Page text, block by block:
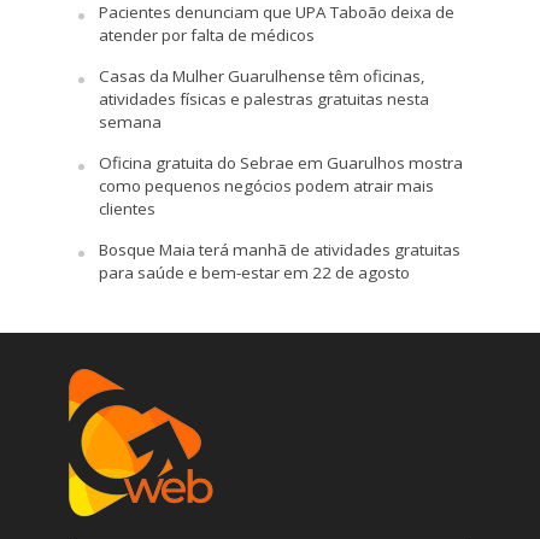
Pacientes denunciam que UPA Taboão deixa de
atender por falta de médicos
Casas da Mulher Guarulhense têm oficinas,
atividades físicas e palestras gratuitas nesta
semana
Oficina gratuita do Sebrae em Guarulhos mostra
como pequenos negócios podem atrair mais
clientes
Bosque Maia terá manhã de atividades gratuitas
para saúde e bem-estar em 22 de agosto